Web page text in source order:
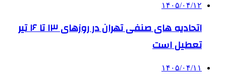
۱۴۰۵/۰۴/۱۲
اتحادیه های صنفی تهران در روزهای ۱۳ تا ۱۶ تیر
تعطیل است
۱۴۰۵/۰۴/۱۱